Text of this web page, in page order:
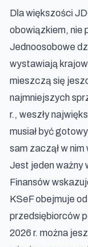
Dla większości
obowiązkiem, nie
Jednoosobowe
wystawiają
mieszczą się
najmniejszych
r., weszły
musiał być
sam zaczął w
Jest jeden ważny
Finansów
KSeF obejmuje
przedsiębiorców
2026 r. można